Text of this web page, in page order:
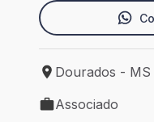
Local de trabalho:
Dourados - MS
Tipo de vaga:
Associado